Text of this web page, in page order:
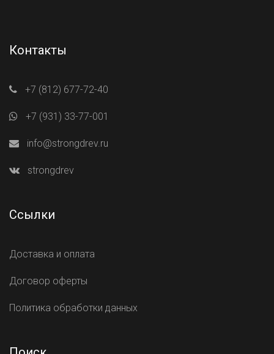
Контакты
+7 (812) 677-72-40
+7 (931) 33-77-001
info@strongdrev.ru
strongdrev
Ссылки
Доставка и оплата
Договор оферты
Политика обработки данных